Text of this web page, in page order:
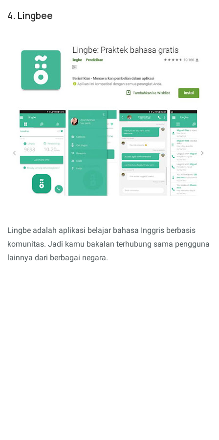
4. Lingbee
Lingbe adalah aplikasi belajar bahasa Inggris berbasis
komunitas. Jadi kamu bakalan terhubung sama pengguna
lainnya dari berbagai negara.